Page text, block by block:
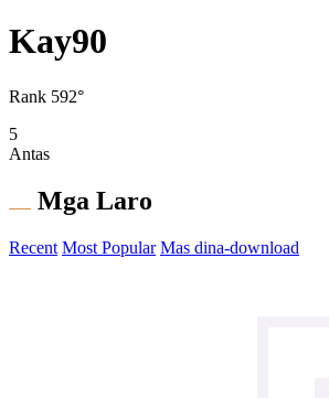
Kay90
Rank 592°
5
Antas
Mga Laro
Recent Most Popular Mas dina-download